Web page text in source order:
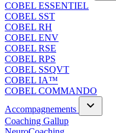
COBEL ESSENTIEL
COBEL SST
COBEL RH
COBEL ENV
COBEL RSE
COBEL RPS
COBEL SSQVT
COBEL IA™
COBEL COMMANDO
Accompagnements
Coaching Gallup